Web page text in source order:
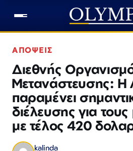
ΑΠΟΨΕΙΣ
Διεθνής
Μετανάστευσης: Η
παραμένει
διέλευσης για
με τέλος 420
kalinda